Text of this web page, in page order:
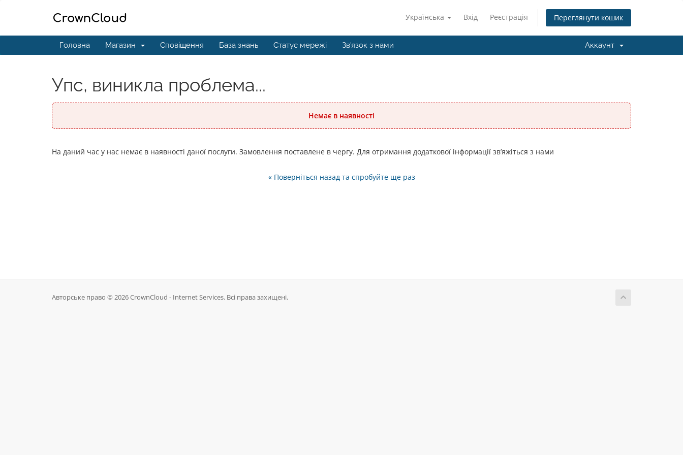
Українська Вхід Реєстрація Переглянути кошик
Головна Магазин Сповіщення База знань Статус мережі Зв'язок з нами Аккаунт
Упс, виникла проблема...
Немає в наявності
На даний час у нас немає в наявності даної послуги. Замовлення поставлене в чергу. Для отримання додаткової інформації зв’яжіться з нами
« Поверніться назад та спробуйте ще раз
Авторське право © 2026 CrownCloud - Internet Services. Всі права захищені.